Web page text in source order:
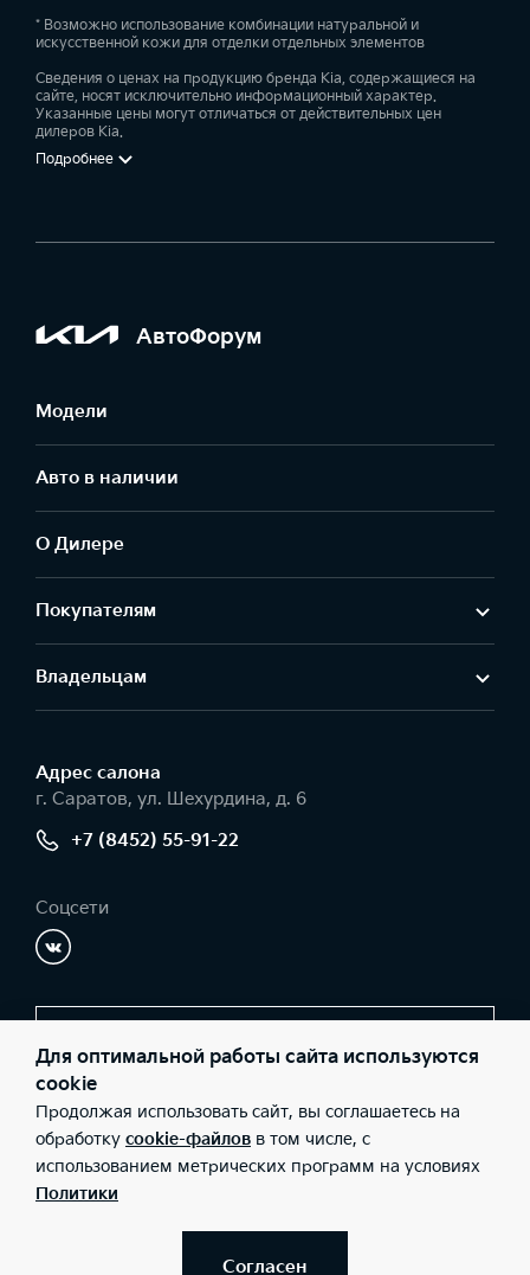
* Возможно использование комбинации натуральной и
искусственной кожи для отделки отдельных элементов
Сведения о ценах на продукцию бренда Kia, содержащиеся на
сайте, носят исключительно информационный характер.
Указанные цены могут отличаться от действительных цен
дилеров Kia.
Подробнее
АвтоФорум
Модели
Авто в наличии
О Дилере
Покупателям
Владельцам
Адрес салонa
г. Саратов, ул. Шехурдина, д. 6
+7 (8452) 55-91-22
Соцсети
© 2026 Юридические лица ООО «АвтоФорум» (Фактический
адрес: г. Саратов, ул. Шехурдина, д. 6; Телефон: +7 (8452) 55-91-
22; ИНН: 6452093700; ОГРН: 1046405032519), ООО «Киа Россия
и СНГ» (Фактический адрес: г.Москва, Валовая 26; Телефон: 8
800 301 08 80; ИНН: 7728674093; ОГРН: 5087746291760) ведут
получению на территории РФ. Информация о соответствующих
Для оптимальной работы сайта используются
cookie
Продолжая использовать сайт, вы соглашаетесь на
обработку cookie-файлов в том числе, с
использованием метрических программ на условиях
Политики
Согласен